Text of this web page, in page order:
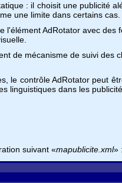
: il choisit une publicité
une limite dans certains cas.
l'élément AdRotator avec des
de mécanisme de suivi
le contrôle AdRotator peut
linguistiques dans les
suivant «mapublicite.xml» :